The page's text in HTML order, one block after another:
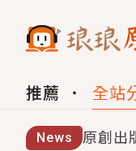
推薦 全站
News 原創出